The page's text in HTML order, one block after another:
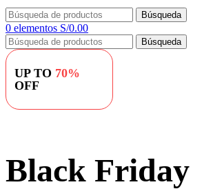
Búsqueda
0 elementos S/0.00
Búsqueda
UP TO 70%
OFF
Black Friday